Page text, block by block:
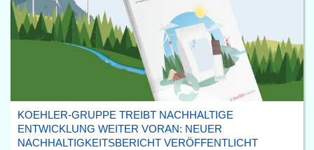
KOEHLER-GRUPPE TREIBT NACHHALTIGE
ENTWICKLUNG WEITER VORAN: NEUER
NACHHALTIGKEITSBERICHT VERÖFFENTLICHT